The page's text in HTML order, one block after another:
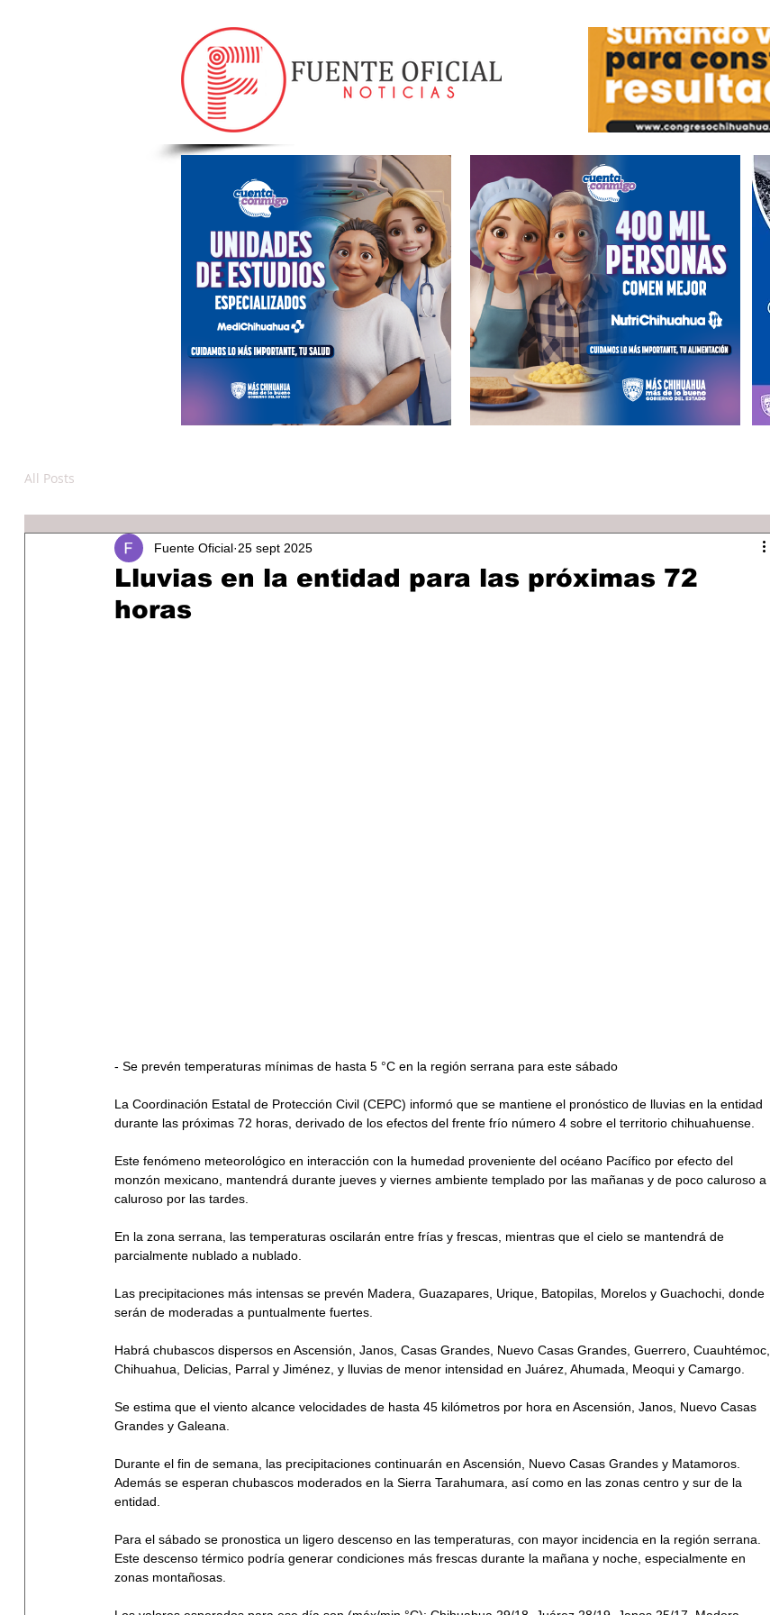
All Posts
Lluvias en la entidad para las próximas 72
horas
Fuente Oficial 25 sept 2025
- Se prevén temperaturas mínimas de hasta 5 °C en la región serrana para este sábado
La Coordinación Estatal de Protección Civil (CEPC) informó que se mantiene el pronóstico de lluvias en la entidad
durante las próximas 72 horas, derivado de los efectos del frente frío número 4 sobre el territorio chihuahuense.
Este fenómeno meteorológico en interacción con la humedad proveniente del océano Pacífico por efecto del
monzón mexicano, mantendrá durante jueves y viernes ambiente templado por las mañanas y de poco caluroso a
caluroso por las tardes.
En la zona serrana, las temperaturas oscilarán entre frías y frescas, mientras que el cielo se mantendrá de
parcialmente nublado a nublado.
Las precipitaciones más intensas se prevén Madera, Guazapares, Urique, Batopilas, Morelos y Guachochi, donde
serán de moderadas a puntualmente fuertes.
Habrá chubascos dispersos en Ascensión, Janos, Casas Grandes, Nuevo Casas Grandes, Guerrero, Cuauhtémoc,
Chihuahua, Delicias, Parral y Jiménez, y lluvias de menor intensidad en Juárez, Ahumada, Meoqui y Camargo.
Se estima que el viento alcance velocidades de hasta 45 kilómetros por hora en Ascensión, Janos, Nuevo Casas
Grandes y Galeana.
Durante el fin de semana, las precipitaciones continuarán en Ascensión, Nuevo Casas Grandes y Matamoros.
Además se esperan chubascos moderados en la Sierra Tarahumara, así como en las zonas centro y sur de la
entidad.
Para el sábado se pronostica un ligero descenso en las temperaturas, con mayor incidencia en la región serrana.
Este descenso térmico podría generar condiciones más frescas durante la mañana y noche, especialmente en
zonas montañosas.